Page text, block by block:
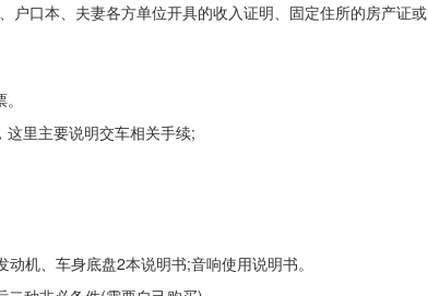
口本、夫妻各方单位开具的收入证明、固定住所的房产证或
里主要说明交车相关手续;
机、车身底盘2本说明书;音响使用说明书。